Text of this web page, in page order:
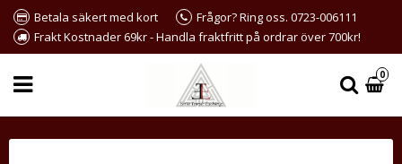
Betala säkert med kort
Frågor? Ring oss. 0723-006111
Frakt Kostnader 69kr - Handla fraktfritt på ordrar över 700kr!
0